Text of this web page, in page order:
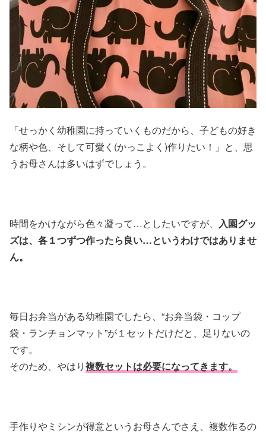
「せっかく幼稚園に持っていくものだから、子どもの好き
な柄や色、そして可愛く(かっこよく)作りたい！」と、思
うお母さんは多いはずでしょう。
時間をかけながら色々凝って…としたいですが、
入園グッ
ズは、各１つずつ作ったら良い…というわけではありませ
ん。
毎日お弁当がある幼稚園でしたら、“お弁当袋・コップ
袋・ランチョンマット”が１セットだけだと、足りないの
です。
そのため、やはり複数セットは必要になってきます。
手作りやミシンが得意というお母さんでさえ、複数作るの